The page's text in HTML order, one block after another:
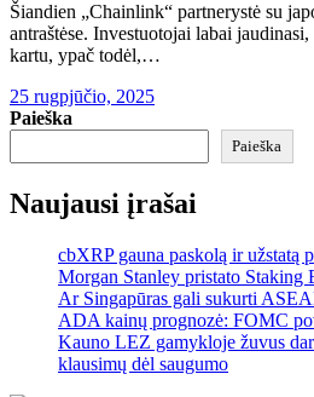
Šiandien „Chainlink“ partnerystė su
antraštėse. Investuotojai labai
kartu, ypač todėl,…
25 rugpjūčio, 2025
Paieška
Paieška
Naujausi įrašai
cbXRP gauna paskolą ir užstatą
Morgan Stanley pristato Staking
Ar Singapūras gali sukurti
ADA kainų prognozė: FOMC
Kauno LEZ gamykloje žuvus
klausimų dėl saugumo